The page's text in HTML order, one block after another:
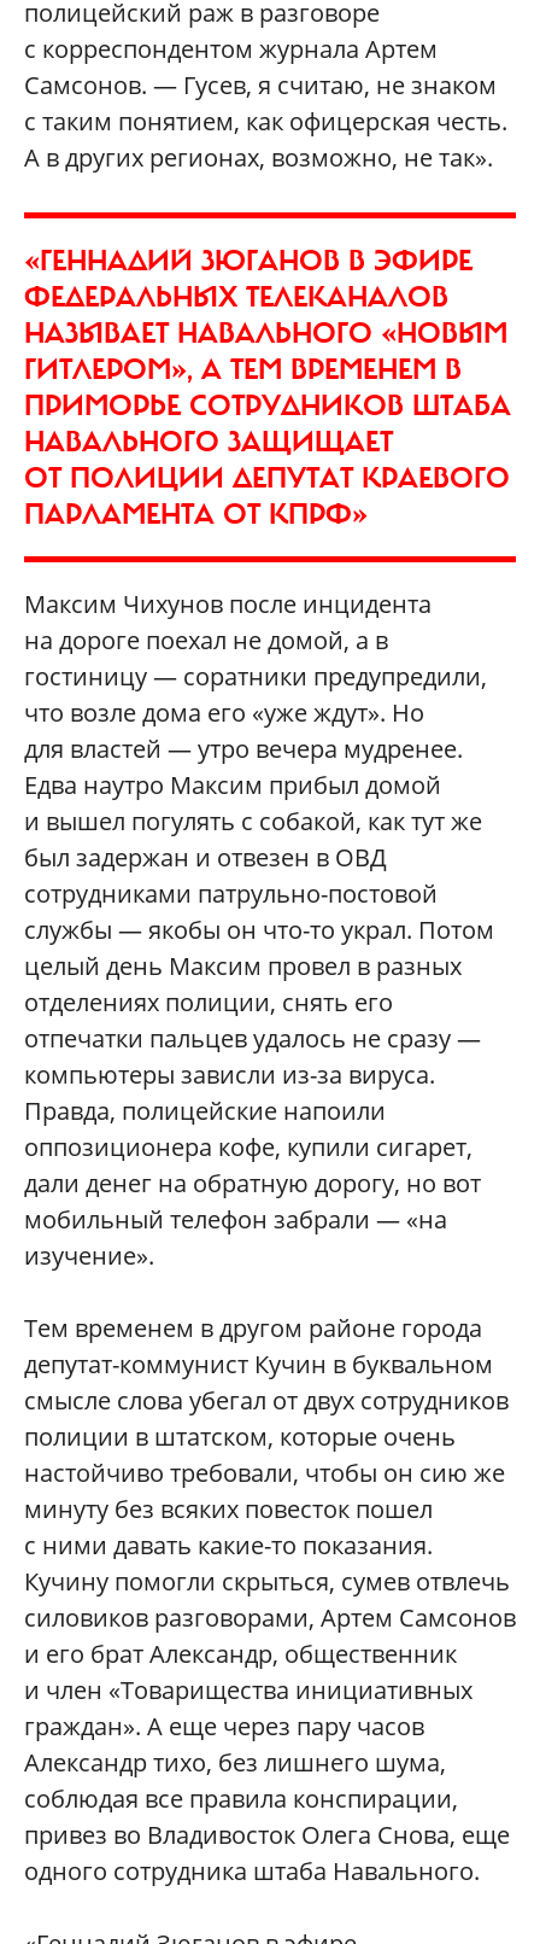
полицейский раж в разговоре
с корреспондентом журнала Артем
Самсонов. — Гусев, я считаю, не знаком
с таким понятием, как офицерская честь.
А в других регионах, возможно, не так».
«ГЕННАДИЙ ЗЮГАНОВ В ЭФИРЕ
ФЕДЕРАЛЬНЫХ ТЕЛЕКАНАЛОВ
НАЗЫВАЕТ НАВАЛЬНОГО «НОВЫМ
ГИТЛЕРОМ», А ТЕМ ВРЕМЕНЕМ В
ПРИМОРЬЕ СОТРУДНИКОВ ШТАБА
НАВАЛЬНОГО ЗАЩИЩАЕТ
ОТ ПОЛИЦИИ ДЕПУТАТ КРАЕВОГО
ПАРЛАМЕНТА ОТ КПРФ»
Максим Чихунов после инцидента
на дороге поехал не домой, а в
гостиницу — соратники предупредили,
что возле дома его «уже ждут». Но
для властей — утро вечера мудренее.
Едва наутро Максим прибыл домой
и вышел погулять с собакой, как тут же
был задержан и отвезен в ОВД
сотрудниками патрульно-постовой
службы — якобы он что-то украл. Потом
целый день Максим провел в разных
отделениях полиции, снять его
отпечатки пальцев удалось не сразу —
компьютеры зависли из-за вируса.
Правда, полицейские напоили
оппозиционера кофе, купили сигарет,
дали денег на обратную дорогу, но вот
мобильный телефон забрали — «на
изучение».
Тем временем в другом районе города
депутат-коммунист Кучин в буквальном
смысле слова убегал от двух сотрудников
полиции в штатском, которые очень
настойчиво требовали, чтобы он сию же
минуту без всяких повесток пошел
с ними давать какие-то показания.
Кучину помогли скрыться, сумев отвлечь
силовиков разговорами, Артем Самсонов
и его брат Александр, общественник
и член «Товарищества инициативных
граждан». А еще через пару часов
Александр тихо, без лишнего шума,
соблюдая все правила конспирации,
привез во Владивосток Олега Снова, еще
одного сотрудника штаба Навального.